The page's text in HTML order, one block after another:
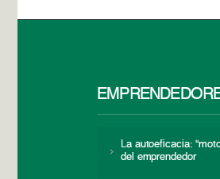
La autoeficacia:
del emprendedor